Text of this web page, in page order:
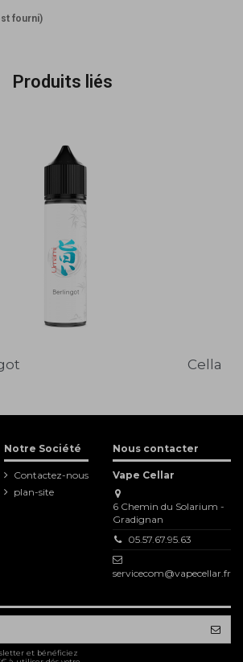
fourni)
Produits liés
Notre Société
Contactez-nous
plan-site
Nous contacter
Vape Cellar
6 Chemin du Solarium -
Gradignan
05.57.67.95.63
servicecom@vapecellar.fr
et bénéficiez